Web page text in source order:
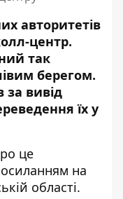
авторитетів
центр.
так
берегом.
за вивід
їх у
це
на
області.